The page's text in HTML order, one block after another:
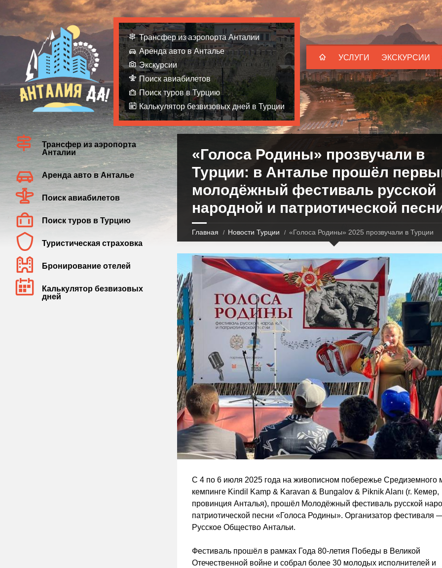
УСЛУГИ ЭКСКУРСИИ
Трансфер из аэропорта Анталии
Аренда авто в Анталье
Экскурсии
Поиск авиабилетов
Поиск туров в Турцию
Калькулятор безвизовых дней в Турции
«Голоса Родины» прозвучали в
Турции: в Анталье прошёл
молодёжный фестиваль русской
народной и патриотической
Главная Новости Турции «Голоса Родины» 2025 прозвучали в Турции
С 4 по 6 июля 2025 года на живописном побережье Средиземного
кемпинге Kindil Kamp & Karavan & Bungalov & Piknik Alanı (г. Кемер,
провинция Анталья), прошёл Молодёжный фестиваль русской
патриотической песни «Голоса Родины». Организатор фестиваля
Русское Общество Антальи.
Фестиваль прошёл в рамках Года 80-летия Победы в Великой
Отечественной войне и собрал более 30 молодых исполнителей и
Трансфер из аэропорта
Анталии
Аренда авто в Анталье
Поиск авиабилетов
Поиск туров в Турцию
Туристическая страховка
Бронирование отелей
Калькулятор безвизовых
дней